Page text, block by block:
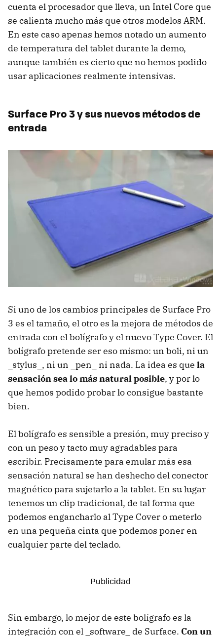
cuenta el procesador que lleva, un Intel Core que
se calienta mucho más que otros modelos ARM.
En este caso apenas hemos notado un aumento
de temperatura del tablet durante la demo,
aunque también es cierto que no hemos podido
usar aplicaciones realmente intensivas.
Surface Pro 3 y sus nuevos métodos de
entrada
Si uno de los cambios principales de Surface Pro
3 es el tamaño, el otro es la mejora de métodos de
entrada con el bolígrafo y el nuevo Type Cover. El
bolígrafo pretende ser eso mismo: un boli, ni un
_stylus_, ni un _pen_ ni nada. La idea es que la
sensación sea lo más natural posible, y por lo
que hemos podido probar lo consigue bastante
bien.
El bolígrafo es sensible a presión, muy preciso y
con un peso y tacto muy agradables para
escribir. Precisamente para emular más esa
sensación natural se han deshecho del conector
magnético para sujetarlo a la tablet. En su lugar
tenemos un clip tradicional, de tal forma que
podemos engancharlo al Type Cover o meterlo
en una pequeña cinta que podemos poner en
cualquier parte del teclado.
Sin embargo, lo mejor de este bolígrafo es la
integración con el _software_ de Surface. Con un